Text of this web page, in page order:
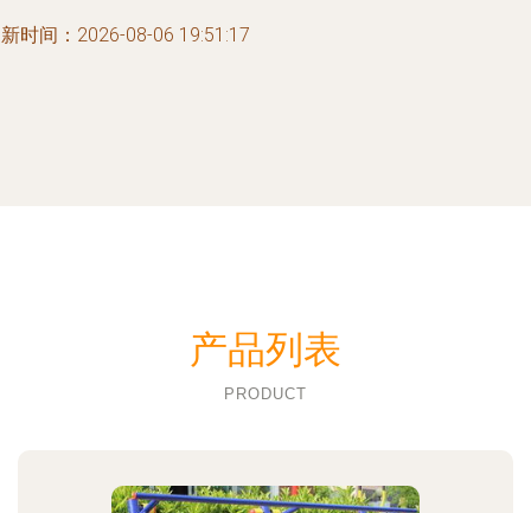
时间：2026-08-06 19:51:17
产品列表
PRODUCT